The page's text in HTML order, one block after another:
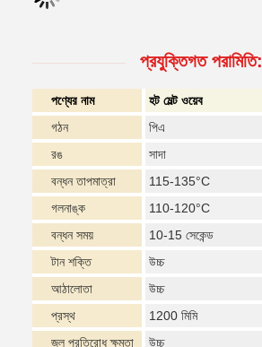
প্রযুক্তিগত পরামিতি:
পণ্যের নাম
হট মেল্ট ওয়েব
গঠন
পিএ
রঙ
সাদা
বন্ধন তাপমাত্রা
115-135°C
গলনাঙ্ক
110-120°C
বন্ধন সময়
10-15 সেকেন্ড
টান শক্তি
উচ্চ
আঠালোতা
উচ্চ
প্রস্থ
1200 মিমি
জল প্রতিরোধ ক্ষমতা
উচ্চ